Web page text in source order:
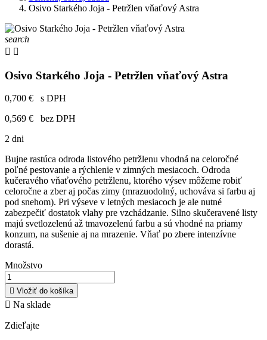
Osivo Starkého Joja - Petržlen vňaťový Astra
search
 
Osivo Starkého Joja - Petržlen vňaťový Astra
0,700 €
s DPH
0,569 €
bez DPH
2 dni
Bujne rastúca odroda listového petržlenu vhodná na celoročné
poľné pestovanie a rýchlenie v zimných mesiacoch. Odroda
kučeravého vňaťového petržlenu, ktorého výsev môžeme robiť
celoročne a zber aj počas zimy (mrazuodolný, uchováva si farbu aj
pod snehom). Pri výseve v letných mesiacoch je ale nutné
zabezpečiť dostatok vlahy pre vzchádzanie. Silno skučeravené listy
majú svetlozelenú až tmavozelenú farbu a sú vhodné na priamy
konzum, na sušenie aj na mrazenie. Vňať po zbere intenzívne
dorastá.
Množstvo
 Vložiť do košíka
 Na sklade
Zdieľajte